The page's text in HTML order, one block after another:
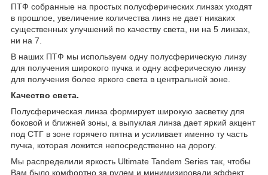
ПТФ собранные на простых полусферических линзах уходят
в прошлое, увеличение количества линз не дает никаких
существенных улучшений по качеству света, ни на 5 линзах,
ни на 7.
В наших ПТФ мы используем одну полусферическую линзу
для получения широкого пучка и одну асферическую линзу
для получения более яркого света в центральной зоне.
Качество света.
Полусферическая линза формирует широкую засветку для
боковой и ближней зоны, а выпуклая линза дает яркий акцент
под СТГ в зоне горячего пятна и усиливает именно ту часть
пучка, которая ложится непосредственно на дорогу.
Мы распределили яркость Ultimate Tandem Series так, чтобы
Вам было комфортно за рулем и минимизировали эффект